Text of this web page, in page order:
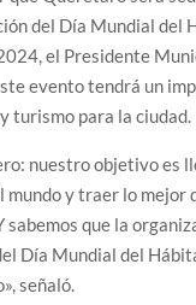
del Día Mundial del
el Presidente
evento tendrá un
turismo para la ciudad.
nuestro objetivo es
y traer lo mejor
sabemos que la
Día Mundial del
señaló.